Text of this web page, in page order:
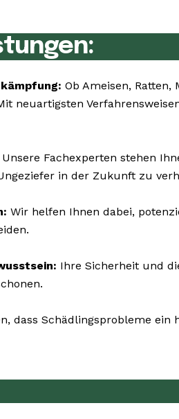
Ob Ameisen,
neuartigsten
Unsere Fachexperten stehen
in der Zukunft zu
Wir helfen Ihnen dabei,
Ihre Sicherheit und
dass Schädlingsprobleme